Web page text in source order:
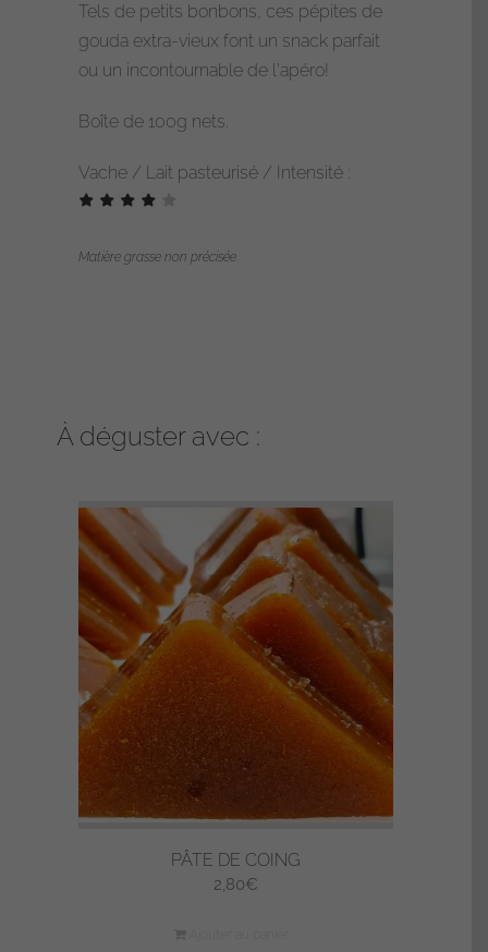
Pépites
de
gouda
Tels de petits bonbons, ces pépites de
gouda extra-vieux font un snack parfait
ou un incontournable de l'apéro!
Boîte de 100g nets.
Vache / Lait pasteurisé / Intensité :
Matière grasse non précisée
À déguster avec :
PÂTE DE COING
2,80€